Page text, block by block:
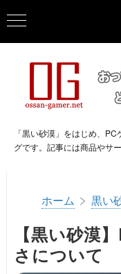
「黒い砂漠」をはじめ、
グです。記事には商品やサ
ホーム > 黒い
【黒い砂漠
さについて